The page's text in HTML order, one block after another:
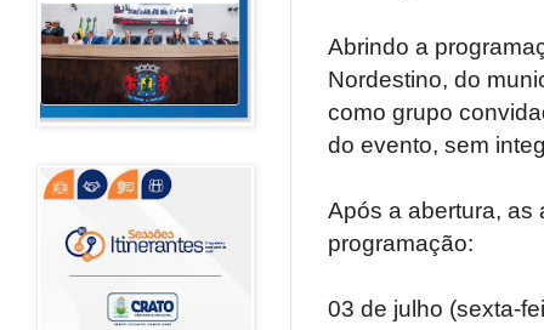
Abrindo a
Nordestino, do
como grupo
do evento, sem
Após a abertura, as
programação:
03 de julho (sexta-